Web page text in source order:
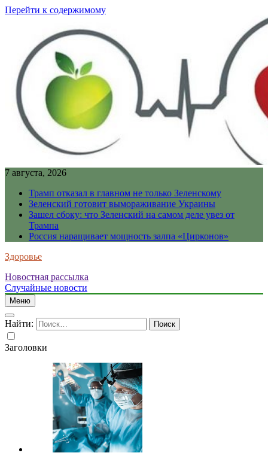
Перейти к содержимому
7 августа, 2026
Трамп отказал в главном не только Зеленскому
Зеленский готовит вымораживание Украины
Зашел сбоку: что Зеленский на самом деле увез от
Трампа
Россия наращивает мощность залпа «Цирконов»
Здоровье
Новостная рассылка
Случайные новости
Меню
Найти:
Заголовки